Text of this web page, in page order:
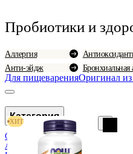
Пробиотики и
Аллергия
Анти-эйдж
Бронхиальная
Для пищеваренияОригинал
Категория
CBD
Анти-эйдж
ХИТ